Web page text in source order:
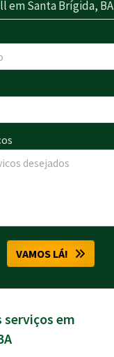
em Santa Brígida, BA
VAMOS LÁ!
em